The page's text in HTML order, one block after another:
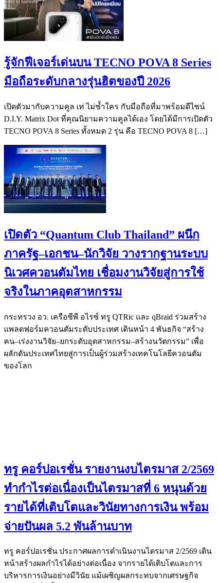
รู้จักฟีเจอร์เด่นบน TECNO POVA 8 Series
มือถือระดับกลางรุ่นฮิตของปี 2026
เปิดตัวมากับความคูล เท่ ไม่ซ้ำใคร กับมือถือที่มาพร้อมดีไซน์
D.I.Y. Matrix Dot ที่คุณนิยามความคูลได้เอง โดยได้มีการเปิดตัว
TECNO POVA 8 Series ทั้งหมด 2 รุ่น คือ TECNO POVA 8 […]
เปิดตัว “Quantum Club Thailand” ผนึก
ภาครัฐ–เอกชน–นักวิจัย วางรากฐานระบบ
นิเวศควอนตัมไทย เชื่อมงานวิจัยสู่การใช้
จริงในภาคอุตสาหกรรม
กระทรวง อว. เครือซีพี อไรซ์ ทรู QTRic และ qBraid ร่วมสร้าง
แพลตฟอร์มควอนตัมระดับประเทศ เดินหน้า 4 พันธกิจ “สร้าง
คน–เร่งงานวิจัย–ยกระดับอุตสาหกรรม–สร้างนวัตกรรม” เพื่อ
ผลักดันประเทศไทยสู่การเป็นผู้ร่วมสร้างเทคโนโลยีควอนตัม
ของโลก
ทรู คอร์ปอเรชั่น รายงานงบไตรมาส 2/2569
ทำกำไรต่อเนื่องเป็นไตรมาสที่ 6 หนุนด้วย
รายได้ที่เติบโตและวินัยทางการเงิน พร้อม
จ่ายปันผล 5.2 พันล้านบาท
ทรู คอร์ปอเรชั่น ประกาศผลการดำเนินงานไตรมาส 2/2569 เดิน
หน้าสร้างผลกำไรได้อย่างต่อเนื่อง จากรายได้เติบโตและการ
บริหารการเงินอย่างมีวินัย แม้เผชิญผลกระทบจากเศรษฐกิจ